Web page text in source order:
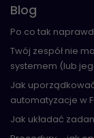
Blog
Po co tak
Twój zespół nie
systemem (lub
Jak
automatyzacje w
Jak układać